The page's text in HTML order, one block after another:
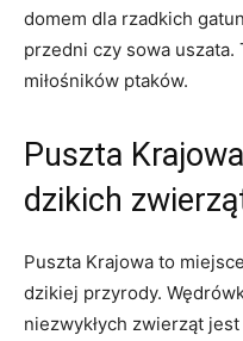
domem dla rzadkich
przedni czy sowa
miłośników ptaków.
Puszta
dzikich
Puszta Krajowa to
dzikiej przyrody.
niezwykłych zwierząt